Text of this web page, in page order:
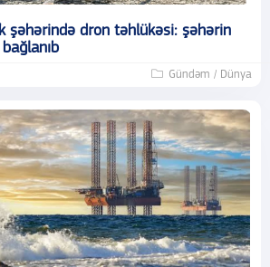
şəhərində dron təhlükəsi: şəhərin
Gündəm / Dünya